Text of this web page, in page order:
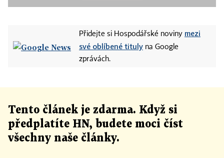
Přidejte si Hospodářské noviny mezi
své oblíbené tituly na Google
zprávách.
Tento článek je zdarma. Když si
předplatíte HN, budete moci číst
všechny naše články.